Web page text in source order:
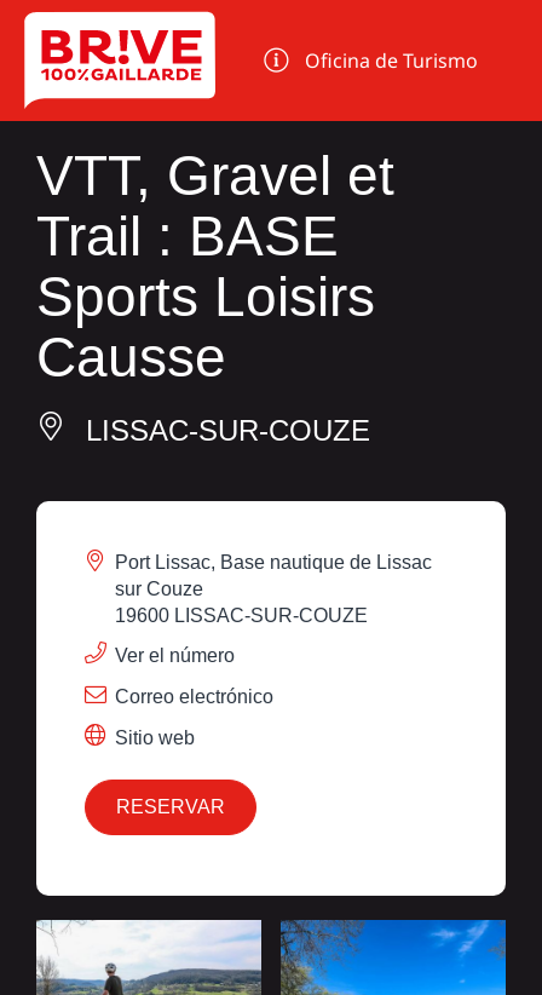
Panel de gestión de cookies
Oficina de Turismo
VTT, Gravel et
Trail : BASE
Sports Loisirs
Causse
LISSAC-SUR-COUZE
Port Lissac, Base nautique de Lissac
sur Couze
19600 LISSAC-SUR-COUZE
Ver el número
Correo electrónico
Sitio web
RESERVAR